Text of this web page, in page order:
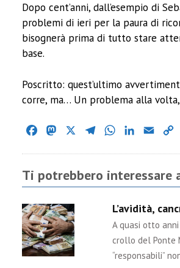
Dopo cent’anni, dall’esempio di
problemi di ieri per la paura di
bisognerà prima di tutto stare
base.
Poscritto: quest’ultimo
corre, ma… Un problema alla
FacebookMastodon TelegramWhatsAppLinkedIn
Email
Ti potrebbero interessare
L’avidità,
A quasi otto
crollo del Ponte
“responsabili”